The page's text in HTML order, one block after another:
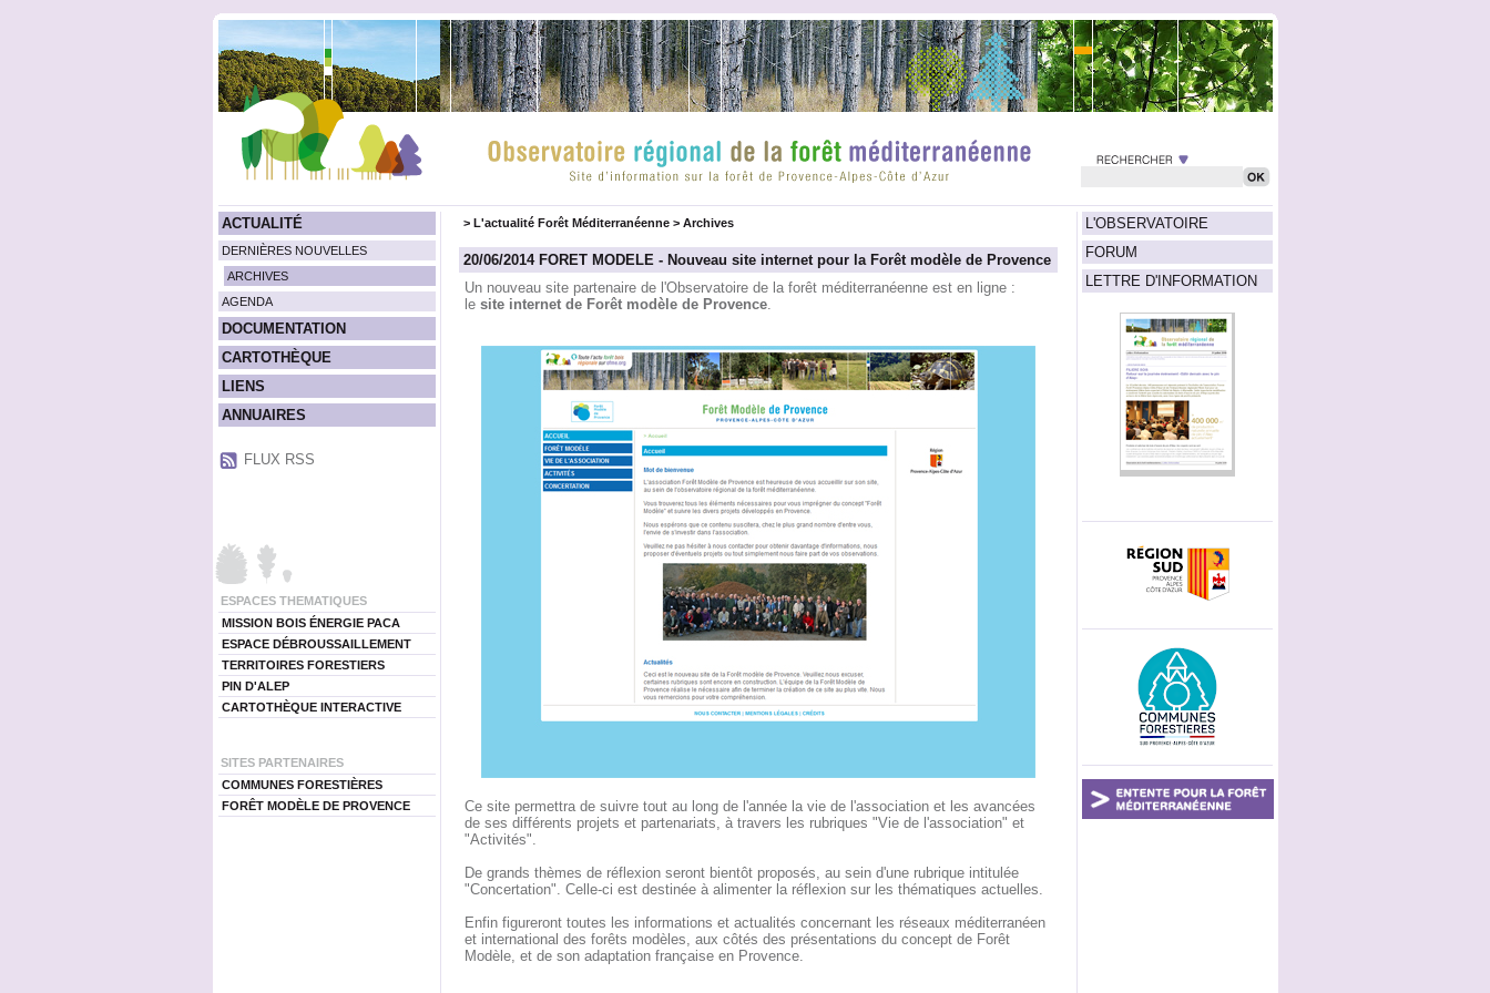
ACTUALITÉ
DERNIÈRES NOUVELLES
ARCHIVES
AGENDA
DOCUMENTATION
CARTOTHÈQUE
LIENS
ANNUAIRES
FLUX RSS
ESPACES THEMATIQUES
MISSION BOIS ÉNERGIE PACA
ESPACE DÉBROUSSAILLEMENT
TERRITOIRES FORESTIERS
PIN D'ALEP
CARTOTHÈQUE INTERACTIVE
SITES PARTENAIRES
COMMUNES FORESTIÈRES
FORÊT MODÈLE DE PROVENCE
L'OBSERVATOIRE
FORUM
LETTRE D'INFORMATION
> L'actualité Forêt Méditerranéenne> Archives
20/06/2014 FORET MODELE - Nouveau site internet pour la Forêt modèle de Provence
Un nouveau site partenaire de l'Observatoire de la forêt méditerranéenne est en ligne :
le site internet de Forêt modèle de Provence.
Ce site permettra de suivre tout au long de l'année la vie de l'association et les avancées
de ses différents projets et partenariats, à travers les rubriques "Vie de l'association" et
"Activités".
De grands thèmes de réflexion seront bientôt proposés, au sein d'une rubrique intitulée
"Concertation". Celle-ci est destinée à alimenter la réflexion sur les thématiques actuelles.
Enfin figureront toutes les informations et actualités concernant les réseaux méditerranéen
et international des forêts modèles, aux côtés des présentations du concept de Forêt
Modèle, et de son adaptation française en Provence.